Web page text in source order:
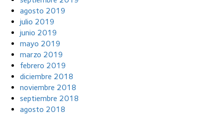
agosto 2019
julio 2019
junio 2019
mayo 2019
marzo 2019
febrero 2019
diciembre 2018
noviembre 2018
septiembre 2018
agosto 2018